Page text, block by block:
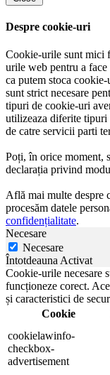
Despre cookie-uri
Cookie-urile sunt mici
urile web pentru a
ca putem stoca
sunt strict necesare
tipuri de cookie-uri
utilizeaza diferite
de catre servicii parti
Poți, în orice moment,
declarația privind
Află mai multe despre
procesăm datele
confidențialitate.
Necesare
Necesare
Întotdeauna Activat
Cookie-urile necesare
funcționeze corect.
și caracteristici de
Cookie
cookielawinfo-
checkbox-
advertisement